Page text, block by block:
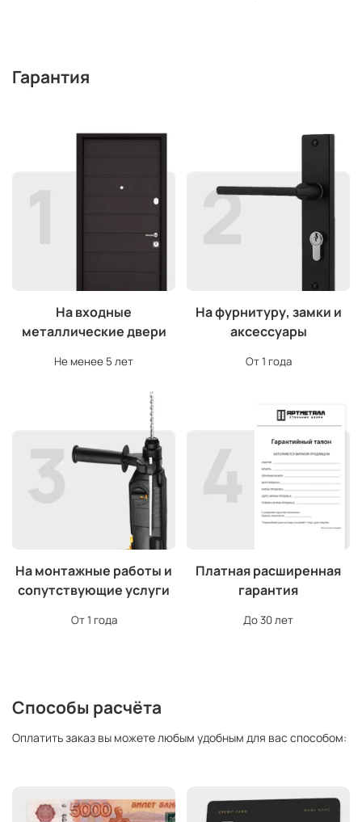
Гарантия
На входные
металлические двери
Не менее 5 лет
На фурнитуру, замки и
аксессуары
От 1 года
На монтажные работы и
сопутствующие услуги
От 1 года
Платная расширенная
гарантия
До 30 лет
Способы расчёта
Оплатить заказ вы можете любым удобным для вас способом: